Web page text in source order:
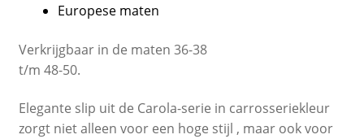
Europese maten
Verkrijgbaar in de maten 36-38
t/m 48-50.
Elegante slip uit de Carola-serie in carrosseriekleur
zorgt niet alleen voor een hoge stijl , maar ook voor